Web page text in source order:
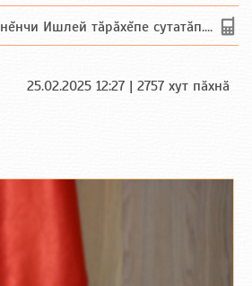
Ишлей тăрăхĕпе сутатăп. Ха...
25.02.2025 12:27 | 2757 хут пӑхнӑ